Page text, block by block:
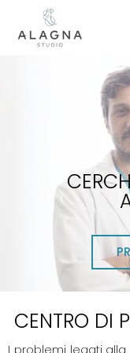
CENTRO DI
I problemi legati